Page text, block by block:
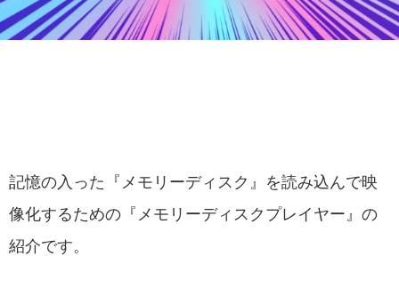
記憶の入った『メモリーディスク』を読み込んで映
像化するための『メモリーディスクプレイヤー』の
紹介です。